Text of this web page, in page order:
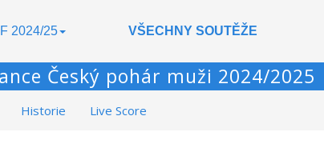
2024/25 VŠECHNY SOUTĚŽE
Český pohár muži 2024/2025
Historie Live Score